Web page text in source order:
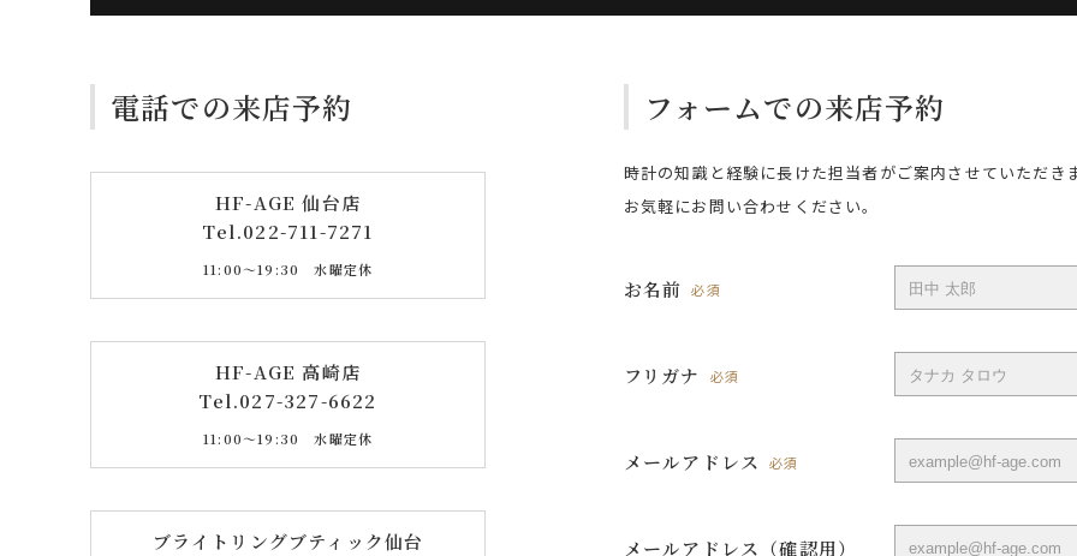
電話での来店予約
HF-AGE 仙台店
Tel.022-711-7271
11:00〜19:30 水曜定休
HF-AGE 高崎店
Tel.027-327-6622
11:00〜19:30 水曜定休
ブライトリングブティック仙台
フォームでの来店予約
時計の知識と経験に長けた担当者がご案内させていただき
お気軽にお問い合わせください。
お名前 必須
フリガナ 必須
メールアドレス 必須
メールアドレス（確認用）